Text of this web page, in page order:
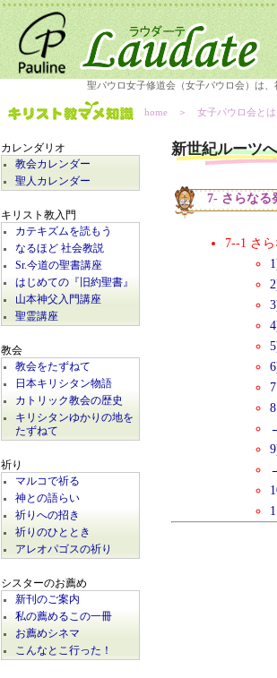
聖パウロ女子修道会（女子パウロ会）は
カレンダリオ
教会カレンダー
聖人カレンダー
キリスト教入門
カテキズムを読もう
なるほど 社会教説
Sr.今道の聖書講座
はじめての『旧約聖書』
山本神父入門講座
聖霊講座
教会
教会をたずねて
日本キリシタン物語
カトリック教会の歴史
キリシタンゆかりの地を
たずねて
祈り
マルコで祈る
神との語らい
祈りへの招き
祈りのひととき
アレオパゴスの祈り
シスターのお薦め
新刊のご案内
私の薦めるこの一冊
お薦めシネマ
こんなとこ行った！
home ＞ 女子パウロ会と
新世紀ルーツ
7- さらなる
7--1 さ